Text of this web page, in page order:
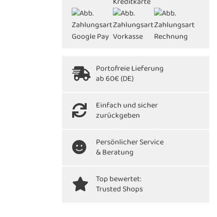
Portofreie Lieferung
ab 60€ (DE)
Einfach und sicher
zurückgeben
Persönlicher Service
& Beratung
Top bewertet:
Trusted Shops